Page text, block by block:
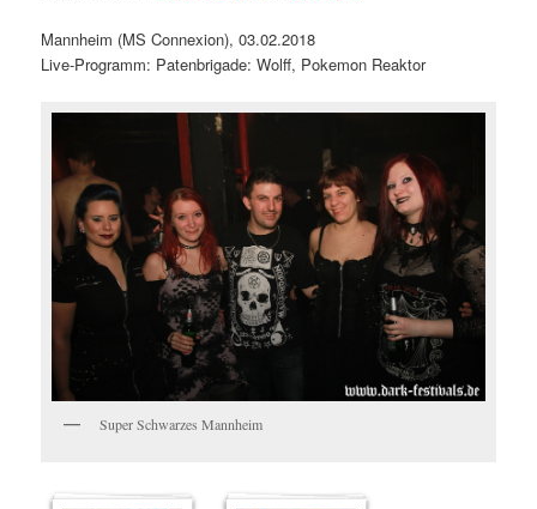
Mannheim (MS Connexion), 03.02.2018
Live-Programm: Patenbrigade: Wolff, Pokemon Reaktor
Super Schwarzes Mannheim